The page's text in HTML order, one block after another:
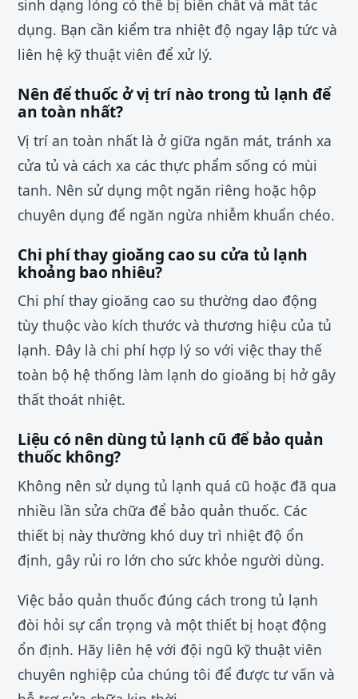
sinh dạng lỏng có thể bị biến chất và mất tác
dụng. Bạn cần kiểm tra nhiệt độ ngay lập tức và
liên hệ kỹ thuật viên để xử lý.
Nên để thuốc ở vị trí nào trong tủ lạnh để
an toàn nhất?
Vị trí an toàn nhất là ở giữa ngăn mát, tránh xa
cửa tủ và cách xa các thực phẩm sống có mùi
tanh. Nên sử dụng một ngăn riêng hoặc hộp
chuyên dụng để ngăn ngừa nhiễm khuẩn chéo.
Chi phí thay gioăng cao su cửa tủ lạnh
khoảng bao nhiêu?
Chi phí thay gioăng cao su thường dao động
tùy thuộc vào kích thước và thương hiệu của tủ
lạnh. Đây là chi phí hợp lý so với việc thay thế
toàn bộ hệ thống làm lạnh do gioăng bị hở gây
thất thoát nhiệt.
Liệu có nên dùng tủ lạnh cũ để bảo quản
thuốc không?
Không nên sử dụng tủ lạnh quá cũ hoặc đã qua
nhiều lần sửa chữa để bảo quản thuốc. Các
thiết bị này thường khó duy trì nhiệt độ ổn
định, gây rủi ro lớn cho sức khỏe người dùng.
Việc bảo quản thuốc đúng cách trong tủ lạnh
đòi hỏi sự cẩn trọng và một thiết bị hoạt động
ổn định. Hãy liên hệ với đội ngũ kỹ thuật viên
chuyên nghiệp của chúng tôi để được tư vấn và